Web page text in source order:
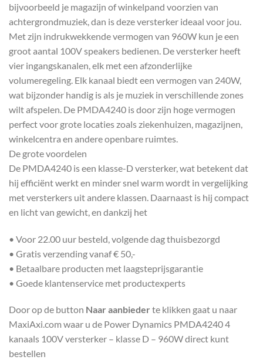
bijvoorbeeld je magazijn of winkelpand voorzien van
achtergrondmuziek, dan is deze versterker ideaal voor jou.
Met zijn indrukwekkende vermogen van 960W kun je een
groot aantal 100V speakers bedienen. De versterker heeft
vier ingangskanalen, elk met een afzonderlijke
volumeregeling. Elk kanaal biedt een vermogen van 240W,
wat bijzonder handig is als je muziek in verschillende zones
wilt afspelen. De PMDA4240 is door zijn hoge vermogen
perfect voor grote locaties zoals ziekenhuizen, magazijnen,
winkelcentra en andere openbare ruimtes.
De grote voordelen
De PMDA4240 is een klasse-D versterker, wat betekent dat
hij efficiënt werkt en minder snel warm wordt in vergelijking
met versterkers uit andere klassen. Daarnaast is hij compact
en licht van gewicht, en dankzij het
• Voor 22.00 uur besteld, volgende dag thuisbezorgd
• Gratis verzending vanaf € 50,-
• Betaalbare producten met laagsteprijsgarantie
• Goede klantenservice met productexperts
Door op de button Naar aanbieder te klikken gaat u naar
MaxiAxi.com waar u de Power Dynamics PMDA4240 4
kanaals 100V versterker – klasse D – 960W direct kunt
bestellen